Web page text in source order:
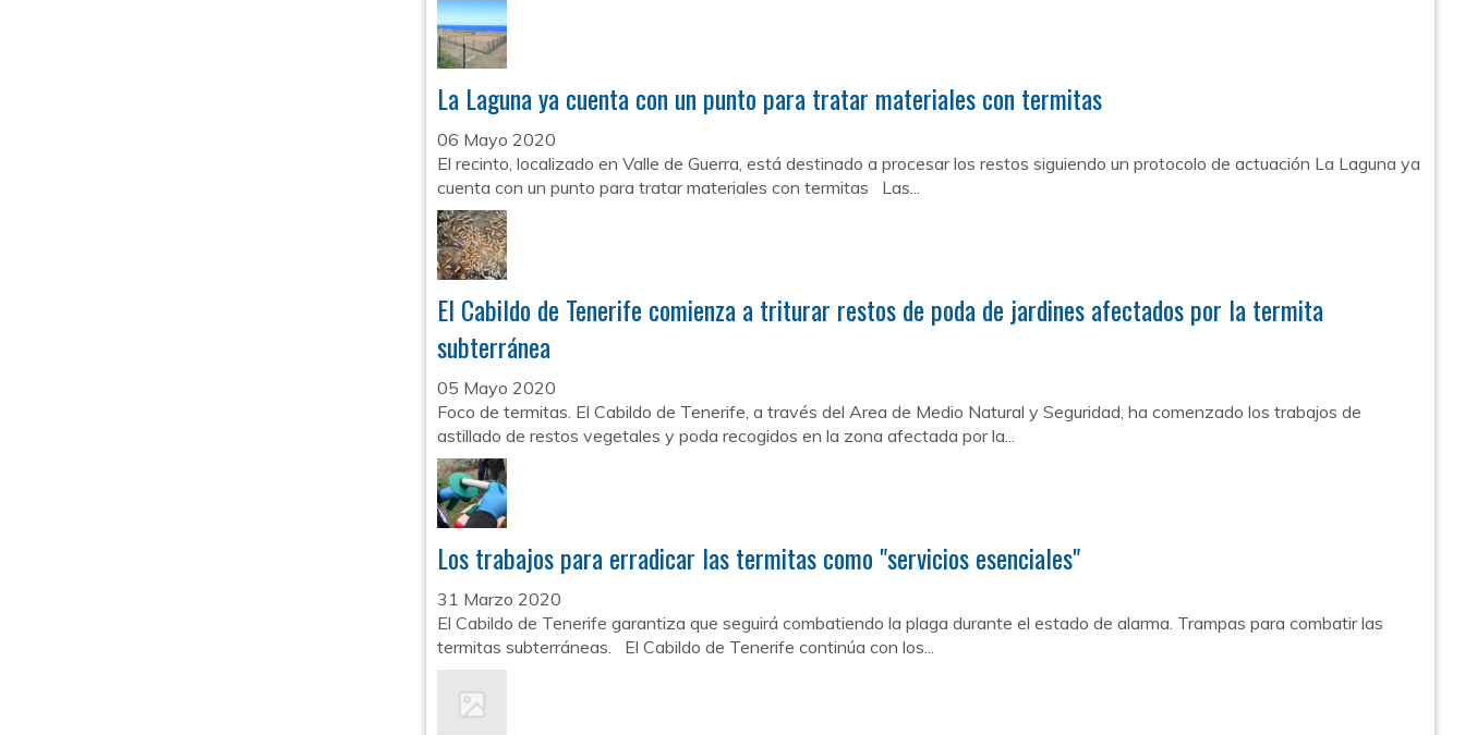
La Laguna ya cuenta con un punto para tratar materiales con termitas
06 Mayo 2020
El recinto, localizado en Valle de Guerra, está destinado a procesar los restos siguiendo un protocolo de actuación La Laguna ya
cuenta con un punto para tratar materiales con termitas Las...
El Cabildo de Tenerife comienza a triturar restos de poda de jardines afectados por la termita
subterránea
05 Mayo 2020
Foco de termitas. El Cabildo de Tenerife, a través del Area de Medio Natural y Seguridad, ha comenzado los trabajos de
astillado de restos vegetales y poda recogidos en la zona afectada por la...
Los trabajos para erradicar las termitas como "servicios esenciales"
31 Marzo 2020
El Cabildo de Tenerife garantiza que seguirá combatiendo la plaga durante el estado de alarma. Trampas para combatir las
termitas subterráneas. El Cabildo de Tenerife continúa con los...